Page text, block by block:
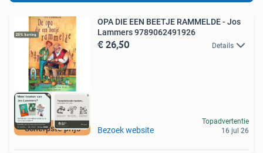
Scherpste prijs
OPA DIE EEN BEETJE RAMMELDE - Jos
Lammers 9789062491926
€ 26,50 Details
Bezoek website
Topadvertentie
16 jul 26